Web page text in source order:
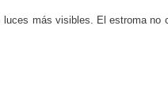
más visibles. El estroma